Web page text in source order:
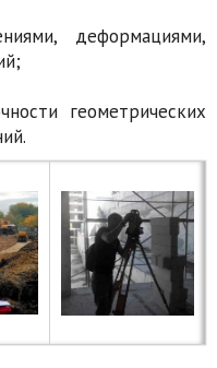
деформациями,
геометрических